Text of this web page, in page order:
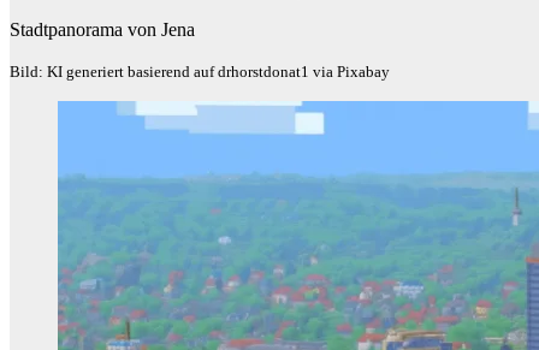
Stadtpanorama von Jena
Bild: KI generiert basierend auf drhorstdonat1 via Pixabay